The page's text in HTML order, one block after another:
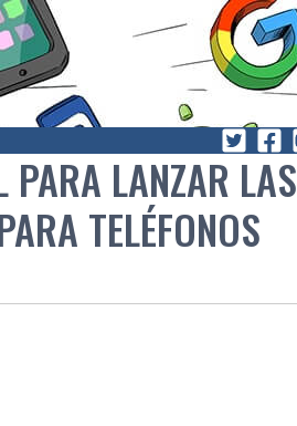
PARA LANZAR LAS
TELÉFONOS